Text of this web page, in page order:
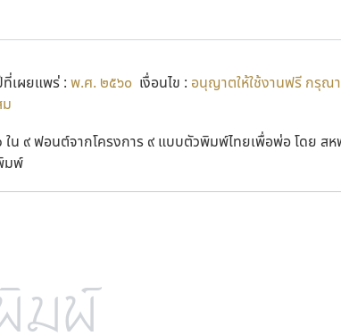
ะมีเลข 9 นำหน้าชื่อ นั่นหมายถึง ในหลวง รัชกาลที่ ๙
ไทย โดยเกิดขึ้นจากความร่วมมือของ ผู้ประกอบกา
เสร็จแล้วจะเป็นประโยชน์ต่อสาธารณะ ทางสหพันธ์
บตัวพิมพ์หรือซอฟต์แวร์ฟอนต์ทั้ง ๙ แบบ เป็นแบบตัวพิมพ์ส
ต่ห้ามนำไปจัดจำหน่าย หรือเปลี่ยนแปลงแบบตัวพิมพ์ ห
ที่เผยแพร่ : พ.ศ. ๒๕๖๐ เงื่อนไข : อนุญาตให้ใช้งานฟรี กรุณา
ใน ๙ ฟอนต์จากโครงการ ๙ แบบตัวพิมพ์ไทยเพื่อพ่อ โดย ส
มพ์